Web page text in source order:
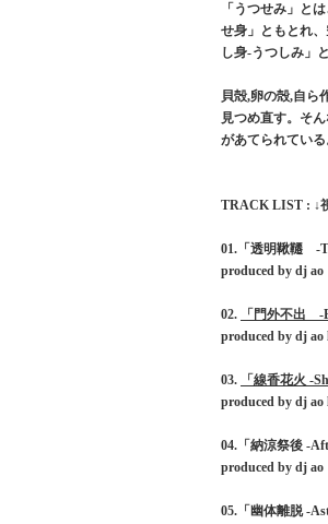
「うつせみ」と
せ身」ともとれ
し身-うつしみ」
貝殻,卵の殻,自ら
見つめ直す。そ
があてられてい
TRACK LIST : ↓
01.「透明鞦韆 -
produced by dj
02.
「門外不出 -
produced by dj
03.
「線香花火 -
produced by dj
04.「納涼祭後 -
produced by dj
05.「幽体離脱 -